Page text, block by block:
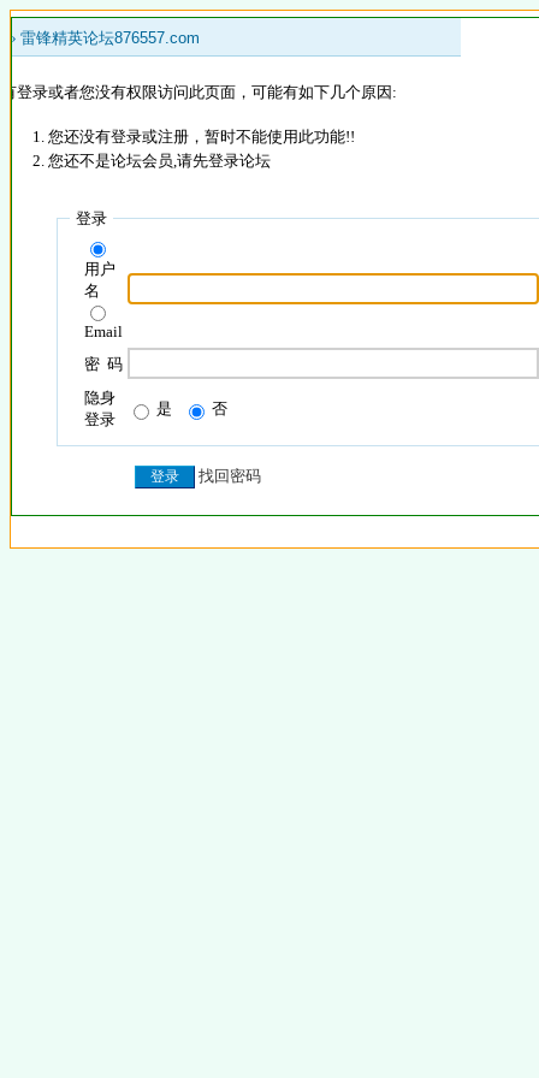
» 雷锋精英论坛876557.com
登录或者您没有权限访问此页面，可能有如下几个原因:
您还没有登录或注册，暂时不能使用此功能!!
您还不是论坛会员,请先登录论坛
登录
用户
名
Email
密 码
隐身
登录
是 否
找回密码